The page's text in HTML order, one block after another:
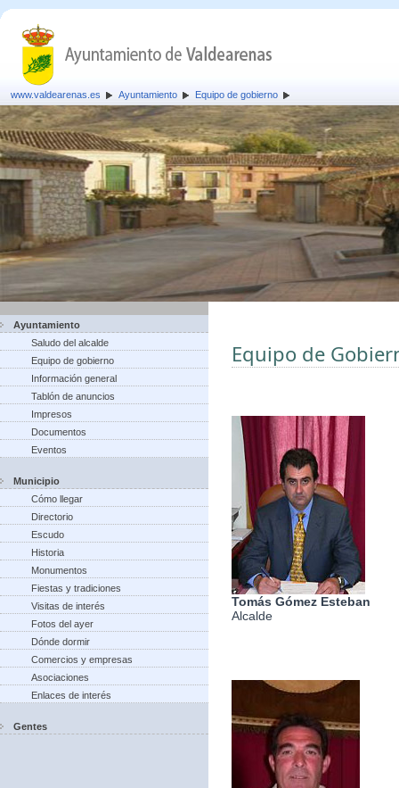
www.valdearenas.es Ayuntamiento Equipo de gobierno
Ayuntamiento
Saludo del alcalde
Equipo de gobierno
Información general
Tablón de anuncios
Impresos
Documentos
Eventos
Municipio
Cómo llegar
Directorio
Escudo
Historia
Monumentos
Fiestas y tradiciones
Visitas de interés
Fotos del ayer
Dónde dormir
Comercios y empresas
Asociaciones
Enlaces de interés
Gentes
Equipo de
Tomás Gómez Esteban
Alcalde